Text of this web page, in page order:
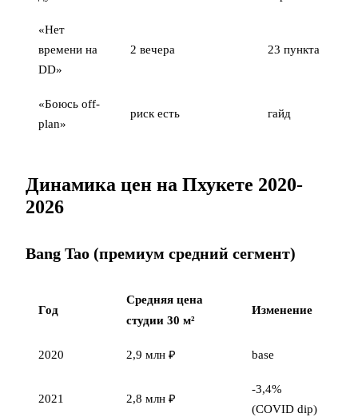
«Нет
времени на
DD»
2 вечера 23 пункта
«Боюсь off-
plan»
риск есть гайд
Динамика цен на Пхукете 2020-
2026
Bang Tao (премиум средний сегмент)
Год
Средняя цена
студии 30 м²
Изменение
2020 2,9 млн ₽ base
2021 2,8 млн ₽
-3,4%
(COVID dip)